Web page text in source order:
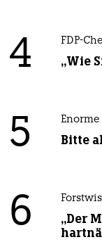
4 FDP-
„Wie
5 Bitte
6
„Der